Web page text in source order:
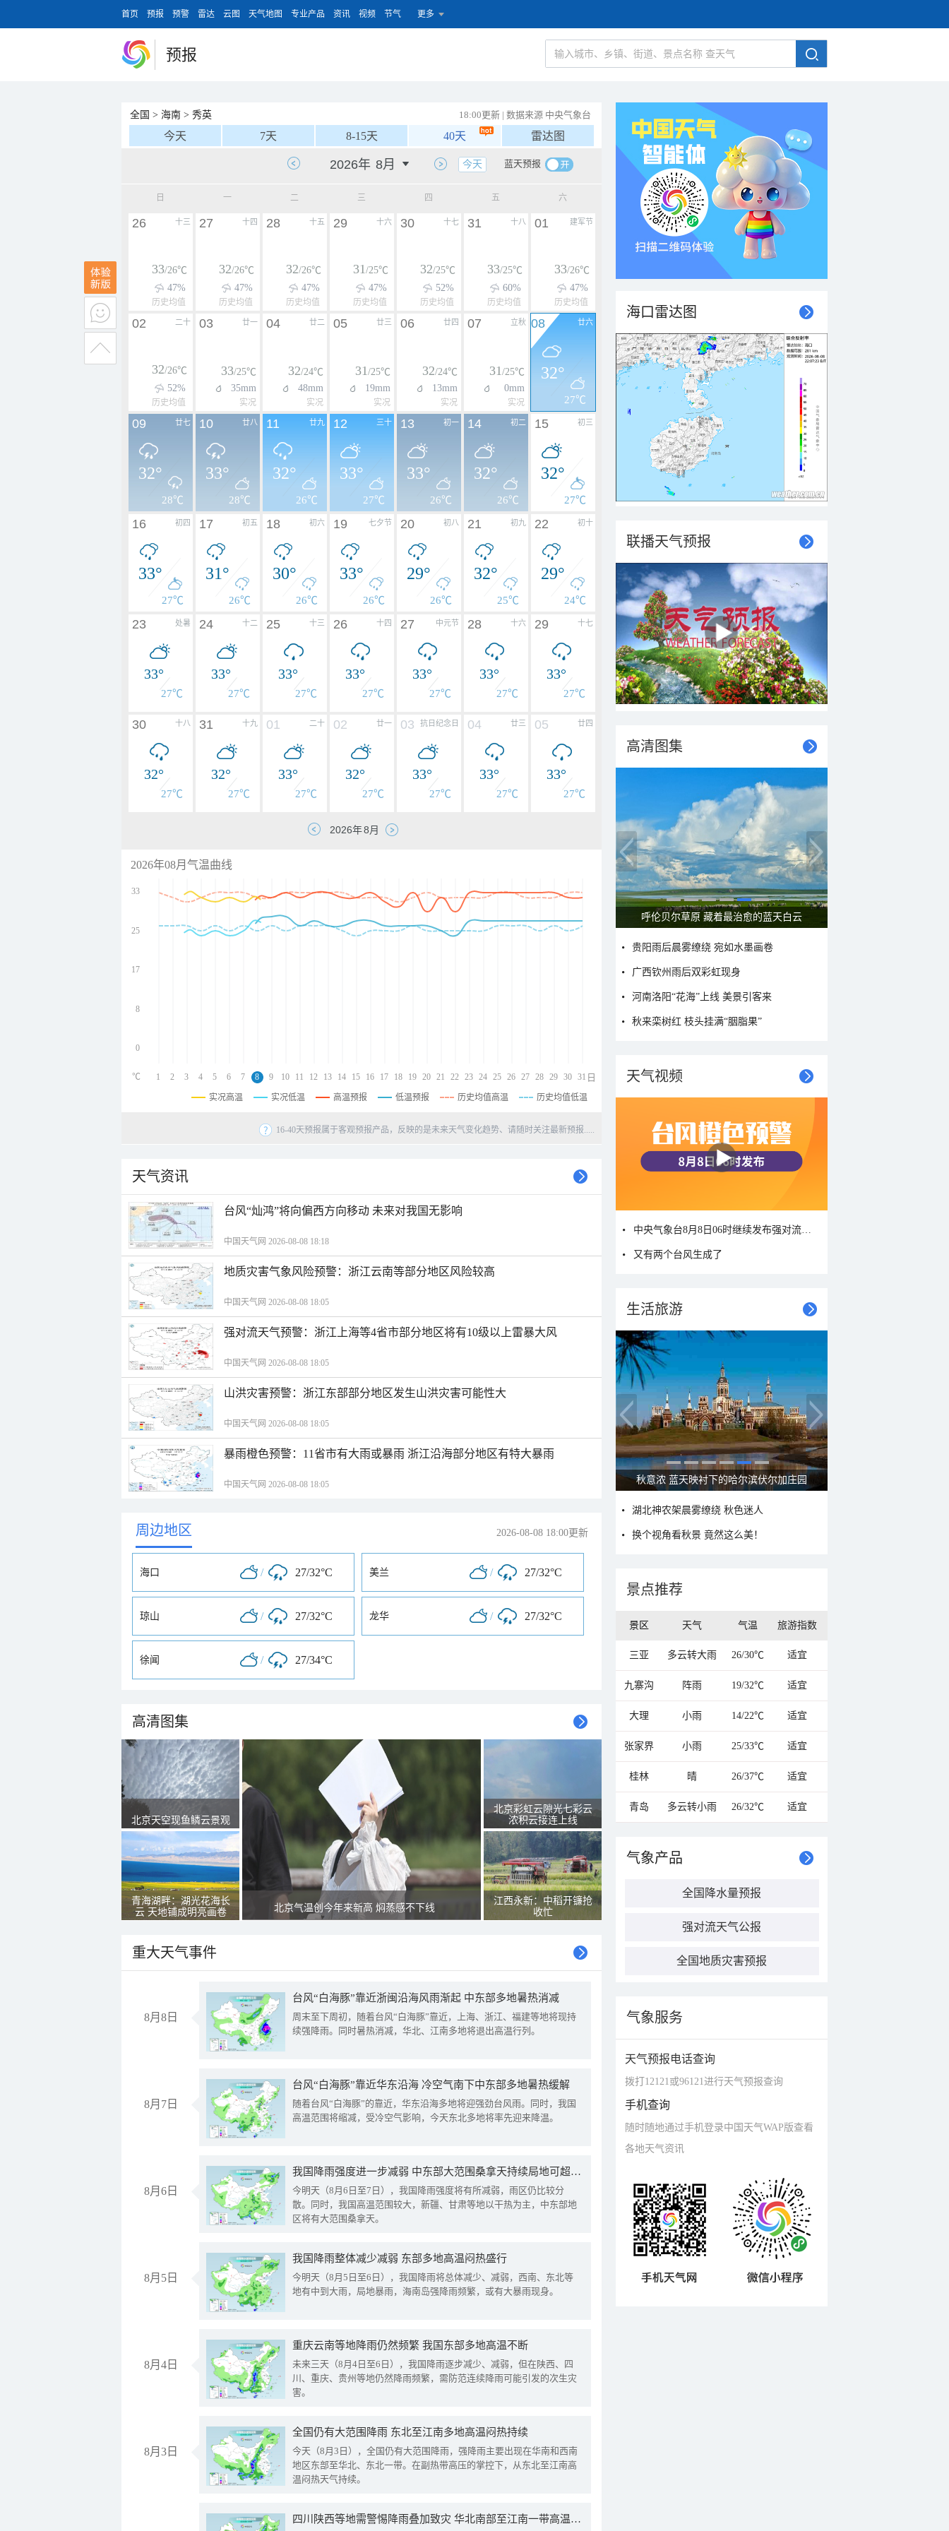
首页 预报 预警 雷达 云图 天气地图 专业产品 资讯 视频 节气 更多
预报
全国 > 海南 > 秀英 18:00更新 | 数据来源 中央气象台
今天 7天 8-15天 40天 雷达图
蓝天预报
今天
日 一 二 三 四 五 六
十三
26
33/26℃
47%
历史均值
十四
27
32/26℃
47%
历史均值
十五
28
32/26℃
47%
历史均值
十六
29
31/25℃
47%
历史均值
十七
30
32/25℃
52%
历史均值
十八
31
33/25℃
60%
历史均值
建军节
01
33/26℃
47%
历史均值
二十
02
32/26℃
52%
历史均值
廿一
03
33/25℃
35mm
实况
廿二
04
32/24℃
48mm
实况
廿三
05
31/25℃
19mm
实况
廿四
06
32/24℃
13mm
实况
立秋
07
31/25℃
0mm
实况
廿六
08
32°
27℃
廿七
09
32°
28℃
廿八
10
33°
28℃
廿九
11
32°
26℃
三十
12
33°
27℃
初一
13
33°
26℃
初二
14
32°
26℃
初三
15
32°
27℃
初四
16
33°
27℃
初五
17
31°
26℃
初六
18
30°
26℃
七夕节
19
33°
26℃
初八
20
29°
26℃
初九
21
32°
25℃
初十
22
29°
24℃
处暑
23
33°
27℃
十二
24
33°
27℃
十三
25
33°
27℃
十四
26
33°
27℃
中元节
27
33°
27℃
十六
28
33°
27℃
十七
29
33°
27℃
十八
30
32°
27℃
十九
31
32°
27℃
二十
01
33°
27℃
廿一
02
32°
27℃
抗日纪念日
03
33°
27℃
廿三
04
33°
27℃
廿四
05
33°
27℃
2026年08月气温曲线
33
25
17
8
0
1 2 3 4 5 6 7 8 9 10 11 12 13 14 15 16 17 18 19 20 21 22 23 24 25 26 27 28 29 30 31
℃ 日
实况高温 实况低温 高温预报 低温预报 历史均值高温 历史均值低温
16-40天预报属于客观预报产品，反映的是未来天气变化趋势、请随时关注最新预报.....
天气资讯
台风“灿鸿”将向偏西方向移动 未来对我国无影响
中国天气网 2026-08-08 18:18
地质灾害气象风险预警：浙江云南等部分地区风险较高
中国天气网 2026-08-08 18:05
强对流天气预警：浙江上海等4省市部分地区将有10级以上雷暴大风
中国天气网 2026-08-08 18:05
山洪灾害预警：浙江东部部分地区发生山洪灾害可能性大
中国天气网 2026-08-08 18:05
暴雨橙色预警：11省市有大雨或暴雨 浙江沿海部分地区有特大暴雨
中国天气网 2026-08-08 18:05
周边地区 2026-08-08 18:00更新
海口 / 27/32°C 美兰 / 27/32°C
琼山 / 27/32°C 龙华 / 27/32°C
徐闻 / 27/34°C
高清图集
北京天空现鱼鳞云景观
青海湖畔：湖光花海长
云 天地铺成明亮画卷
北京气温创今年来新高 焖蒸感不下线
北京彩虹云隙光七彩云
浓积云接连上线
江西永新：中稻开镰抢
收忙
重大天气事件
8月8日
台风“白海豚”靠近浙闽沿海风雨渐起 中东部多地暑热消减
周末至下周初，随着台风“白海豚”靠近，上海、浙江、福建等地将现持
续强降雨。同时暑热消减，华北、江南多地将退出高温行列。
8月7日
台风“白海豚”靠近华东沿海 冷空气南下中东部多地暑热缓解
随着台风“白海豚”的靠近，华东沿海多地将迎强劲台风雨。同时，我国
高温范围将缩减，受冷空气影响，今天东北多地将率先迎来降温。
8月6日
我国降雨强度进一步减弱 中东部大范围桑拿天持续局地可超38℃
今明天（8月6日至7日），我国降雨强度将有所减弱，雨区仍比较分
散。同时，我国高温范围较大，新疆、甘肃等地以干热为主，中东部地
区将有大范围桑拿天。
8月5日
我国降雨整体减少减弱 东部多地高温闷热盛行
今明天（8月5日至6日），我国降雨将总体减少、减弱，西南、东北等
地有中到大雨，局地暴雨，海南岛强降雨频繁，或有大暴雨现身。
8月4日
重庆云南等地降雨仍然频繁 我国东部多地高温不断
未来三天（8月4日至6日），我国降雨逐步减少、减弱，但在陕西、四
川、重庆、贵州等地仍然降雨频繁，需防范连续降雨可能引发的次生灾
害。
8月3日
全国仍有大范围降雨 东北至江南多地高温闷热持续
今天（8月3日），全国仍有大范围降雨，强降雨主要出现在华南和西南
地区东部至华北、东北一带。在副热带高压的掌控下，从东北至江南高
温闷热天气持续。
四川陕西等地需警惕降雨叠加致灾 华北南部至江南一带高温频现
海口雷达图
联播天气预报
高清图集
呼伦贝尔草原 藏着最治愈的蓝天白云
贵阳雨后晨雾缭绕 宛如水墨画卷
广西钦州雨后双彩虹现身
河南洛阳“花海”上线 美景引客来
秋来栾树红 枝头挂满“胭脂果”
天气视频
又有两个台风生成了
生活旅游
秋意浓 蓝天映衬下的哈尔滨伏尔加庄园
湖北神农架晨雾缭绕 秋色迷人
换个视角看秋景 竟然这么美！
景点推荐
景区 天气 气温 旅游指数
三亚 多云转大雨 26/30℃ 适宜
九寨沟 阵雨 19/32℃ 适宜
大理 小雨 14/22℃ 适宜
张家界 小雨 25/33℃ 适宜
桂林 晴 26/37℃ 适宜
青岛 多云转小雨 26/32℃ 适宜
气象产品
全国降水量预报
强对流天气公报
全国地质灾害预报
气象服务
天气预报电话查询
拨打12121或96121进行天气预报查询
手机查询
随时随地通过手机登录中国天气WAP版查看
各地天气资讯